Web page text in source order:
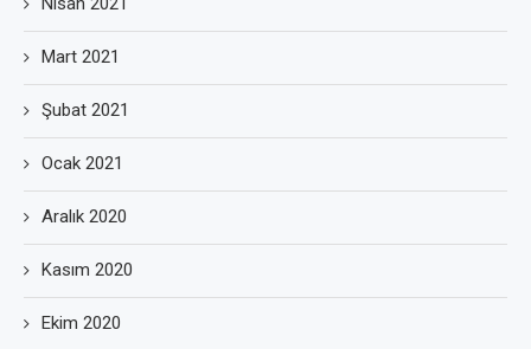
Mart 2021
Şubat 2021
Ocak 2021
Aralık 2020
Kasım 2020
Ekim 2020